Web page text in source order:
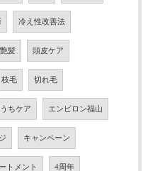
冷え性改善法
艶髪 頭皮ケア
枝毛 切れ毛
ちケア エンビロン福山
キャンペーン
トメント 4周年